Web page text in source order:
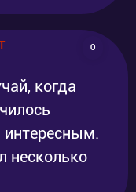
0
когда
несколько